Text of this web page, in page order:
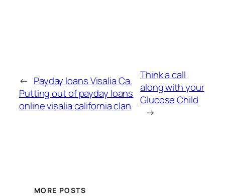
← Payday loans Visalia Ca.
Putting out of payday loans
online visalia california clan
Think a call
along with your
Glucose Child
→
MORE POSTS